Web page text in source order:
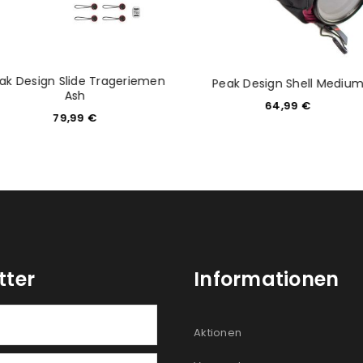
Design Slide Trageriemen
Ash
79,99 €
Peak Design Shell Medium
64,99 €
Informationen
Aktionen